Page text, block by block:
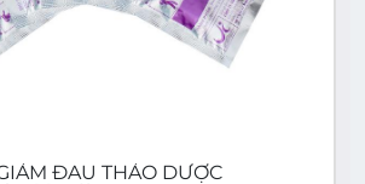
ĐAU THẢO DƯỢC